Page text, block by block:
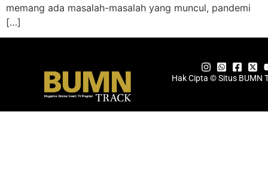
memang ada masalah-masalah yang muncul, pandemi
[…]
Hak Cipta © Situs BUMN